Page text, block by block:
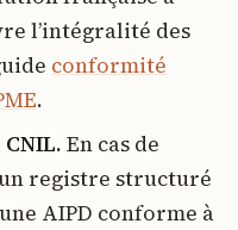
l’intégralité des
conformité
.
En cas de
registre structuré
AIPD conforme à